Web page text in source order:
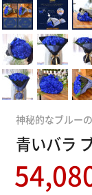
神秘的なブルー
青いバラ